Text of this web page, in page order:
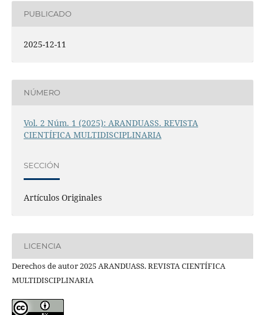
PUBLICADO
2025-12-11
NÚMERO
Vol. 2 Núm. 1 (2025): ARANDUASS. REVISTA
CIENTÍFICA MULTIDISCIPLINARIA
SECCIÓN
Artículos Originales
LICENCIA
Derechos de autor 2025 ARANDUASS. REVISTA CIENTÍFICA
MULTIDISCIPLINARIA